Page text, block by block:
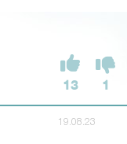
13 1
19.08.23